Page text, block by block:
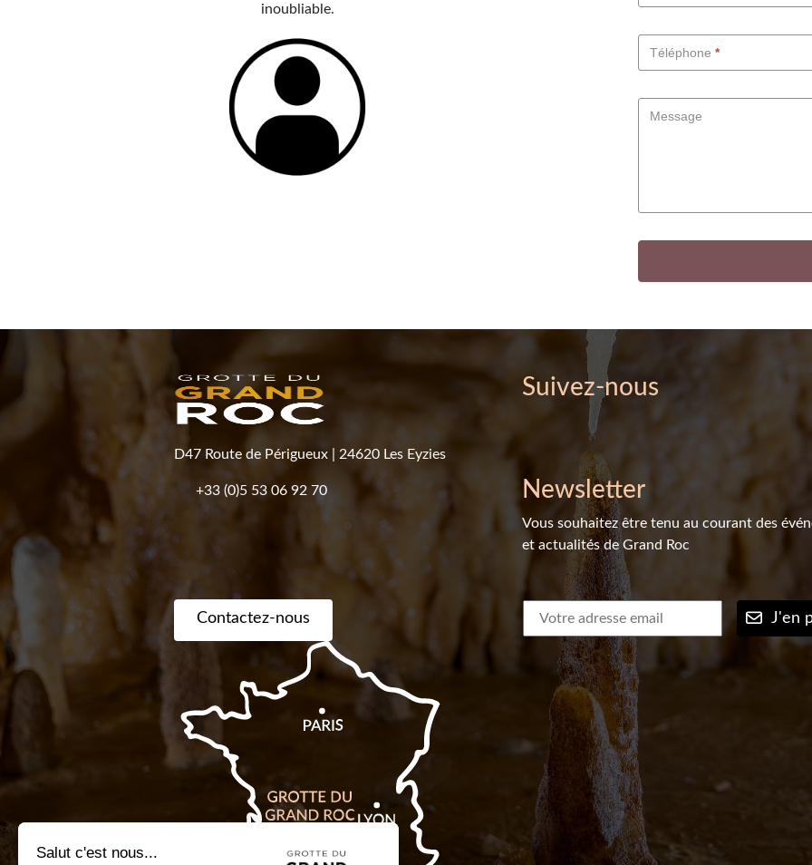
inoubliable.
Téléphone *
Message
D47 Route de Périgueux 24620 Les Eyzies
+33 (0)5 53 06 92 70
Contactez-nous
Suivez-nous
Newsletter
Vous souhaitez être tenu au courant des
et actualités de Grand Roc
J'en